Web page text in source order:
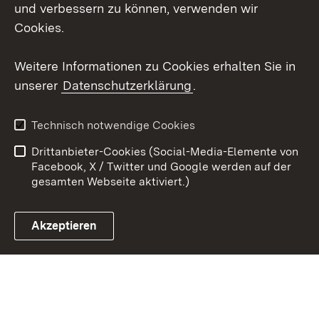
Link zum Landesportal
Barrierefreiheit
Benutzungshinweise
Impressum
Cookies
und verbessern zu können, verwenden wir
Cookies.
Weitere Informationen zu Cookies erhalten Sie in
unserer Datenschutzerklärung.
Technisch notwendige Cookies
Drittanbieter-Cookies (Social-Media-Elemente von
Facebook, X / Twitter und Google werden auf der
gesamten Webseite aktiviert.)
Akzeptieren